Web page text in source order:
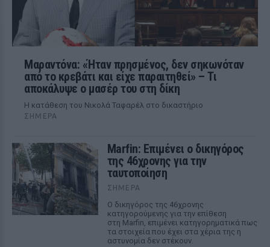
Μαραντόνα: «Ήταν πρησμένος, δεν σηκωνόταν
από το κρεβάτι και είχε παραιτηθεί» – Τι
αποκάλυψε ο μασέρ του στη δίκη
Η κατάθεση του Νικολά Ταφαρέλ στο δικαστήριο
ΣΉΜΕΡΑ
Marfin: Επιμένει ο δικηγόρος
της 46χρονης για την
ταυτοποίηση
ΣΉΜΕΡΑ
Ο δικηγόρος της 46χρονης
κατηγορούμενης για την επίθεση
στη Marfin, επιμένει κατηγορηματικά πως
τα στοιχεία που έχει στα χέρια της η
αστυνομία δεν στέκουν.